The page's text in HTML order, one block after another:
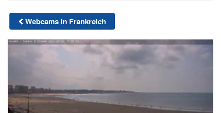
Webcams in Frankreich